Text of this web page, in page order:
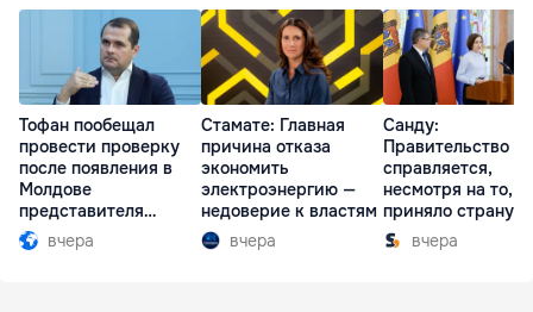
Тофан пообещал
провести проверку
после появления в
Молдове
представителя
Южной Осетии
вчера
Стамате: Главная
причина отказа
экономить
электроэнергию —
недоверие к властям
вчера
Санду:
Правительство
справляется,
несмотря на то,
приняло страну в
разгар кризиса
вчера